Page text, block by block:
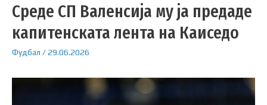
Среде СП Валенсија му ја предаде
капитенската лента на Каиседо
Фудбал /29.06.2026